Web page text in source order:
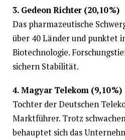
3. Gedeon Richter (20,10 %)
Das pharmazeutische
über 40 Länder und punktet
Biotechnologie.
sichern Stabilität.
4. Magyar Telekom (9,10 %)
Tochter der Deutschen
Marktführer. Trotz
behauptet sich das